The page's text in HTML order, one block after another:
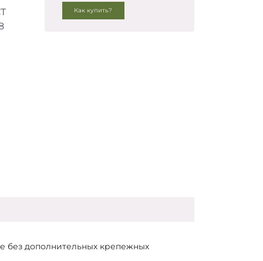
Как купить?
без дополнительных крепежных